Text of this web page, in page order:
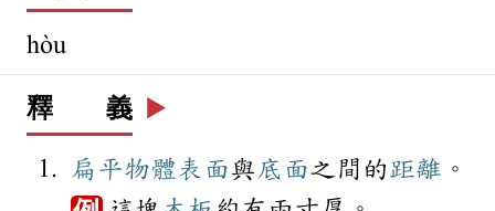
hòu
釋 義 ▶️
扁平物體表面與底面之間的距離 。